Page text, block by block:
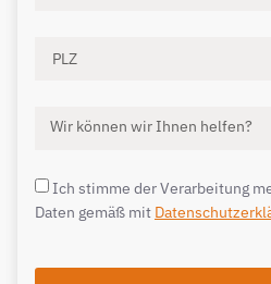
Ich stimme der Verarbeitung
Daten gemäß mit